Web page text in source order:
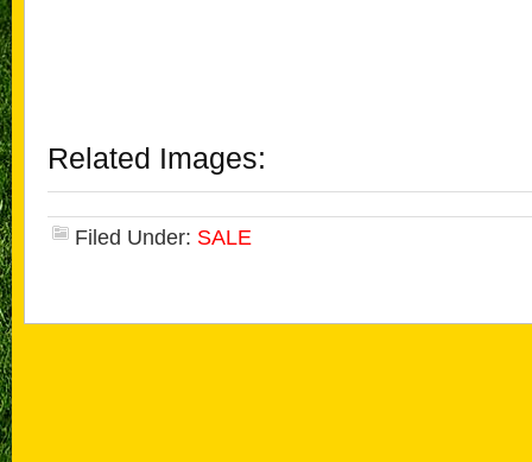
Related Images:
Filed Under: SALE